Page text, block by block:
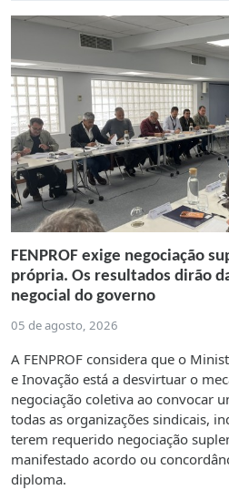
FENPROF exige negociação
própria. Os resultados dirão
negocial do governo
05 de agosto, 2026
A FENPROF considera que o
e Inovação está a desvirtuar o
negociação coletiva ao convocar
todas as organizações sindicais,
terem requerido negociação
manifestado acordo ou
diploma.